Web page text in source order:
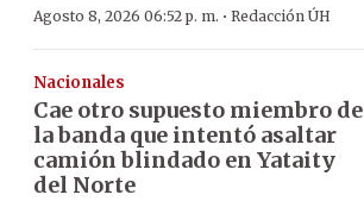
Agosto 8, 2026 06:52 p. m. · Redacción ÚH
Nacionales
Cae otro supuesto miembro de
la banda que intentó asaltar
camión blindado en Yataity
del Norte